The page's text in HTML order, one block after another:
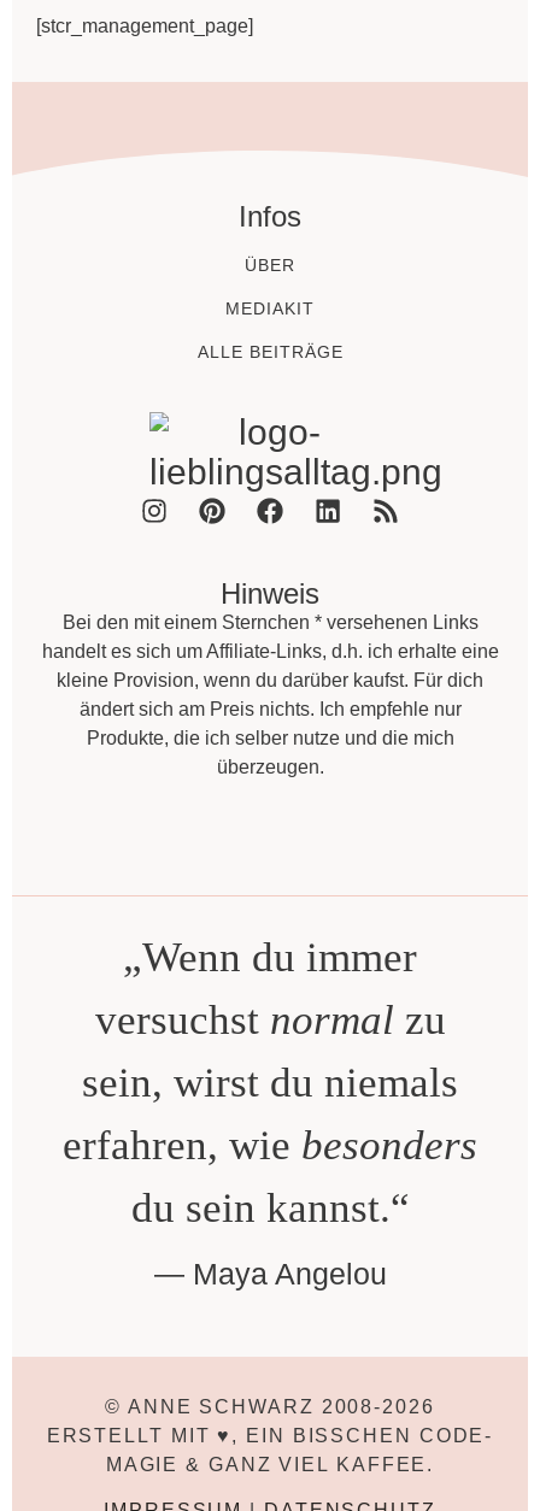
[stcr_management_page]
Infos
ÜBER
MEDIAKIT
ALLE BEITRÄGE
Hinweis
Bei den mit einem Sternchen * versehenen Links
handelt es sich um Affiliate-Links, d.h. ich erhalte eine
kleine Provision, wenn du darüber kaufst. Für dich
ändert sich am Preis nichts. Ich empfehle nur
Produkte, die ich selber nutze und die mich
überzeugen.
„Wenn du immer
versuchst normal zu
sein, wirst du niemals
erfahren, wie besonders
du sein kannst.“
Maya Angelou
© ANNE SCHWARZ 2008-2026
ERSTELLT MIT ♥, EIN BISSCHEN CODE-
MAGIE & GANZ VIEL KAFFEE.